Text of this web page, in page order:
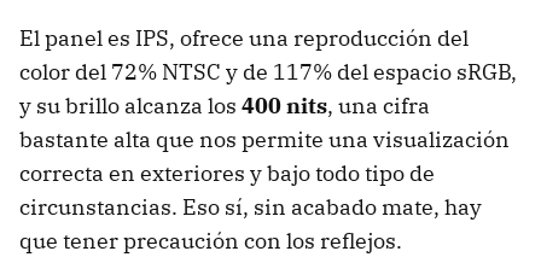
El panel es IPS, ofrece una reproducción del
color del 72% NTSC y de 117% del espacio sRGB,
y su brillo alcanza los 400 nits, una cifra
bastante alta que nos permite una visualización
correcta en exteriores y bajo todo tipo de
circunstancias. Eso sí, sin acabado mate, hay
que tener precaución con los reflejos.